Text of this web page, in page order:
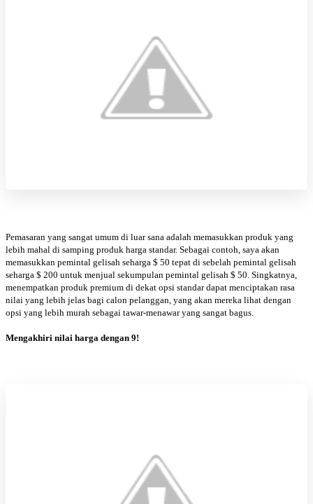
Pemasaran yang sangat umum di luar sana adalah memasukkan produk yang
lebih mahal di samping produk harga standar. Sebagai contoh, saya akan
memasukkan pemintal gelisah seharga $ 50 tepat di sebelah pemintal gelisah
seharga $ 200 untuk menjual sekumpulan pemintal gelisah $ 50. Singkatnya,
menempatkan produk premium di dekat opsi standar dapat menciptakan rasa
nilai yang lebih jelas bagi calon pelanggan, yang akan mereka lihat dengan
opsi yang lebih murah sebagai tawar-menawar yang sangat bagus.
Mengakhiri nilai harga dengan 9!